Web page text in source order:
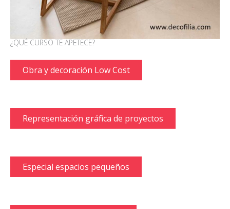
¿QUÉ CURSO TE APETECE?
Obra y decoración Low Cost
Representación gráfica de proyectos
Especial espacios pequeños